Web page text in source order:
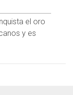
el oro
y es